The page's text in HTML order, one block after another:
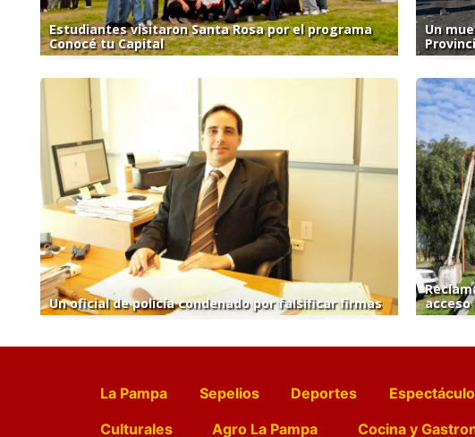
Estudiantes visitaron Santa Rosa por el programa
Conocé tu Capital
Un
Un oficial de policía condenado por falsificar firmas
acceso
La Pampa Sepelios Deportes
Culturales
Agro La Pampa Cocina y